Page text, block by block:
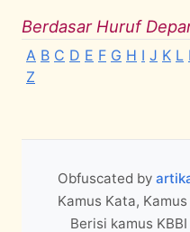
Berdasar Huruf
A B C D E F G H I J K L
Z
Obfuscated by
Kamus Kata,
Berisi kamus